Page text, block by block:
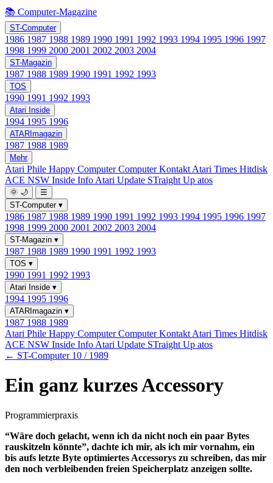
📚 Computer-Magazine
ST-Computer
1986 1987 1988 1989 1990 1991 1992 1993 1994 1995 1996 1997
1998 1999 2000 2001 2002 2003 2004
ST-Magazin
1987 1988 1989 1990 1991 1992 1993
TOS
1990 1991 1992 1993
Atari Inside
1994 1995 1996
ATARImagazin
1987 1988 1989
Mehr
Atari Phile Happy ComputerComputer Kontakt Atari Times Hitdisk
ACE NSW Inside Info Atari Update STraight Up atos
🌞 🌙
☰
ST-Computer ▾
1986 1987 1988 1989 1990 1991 1992 1993 1994 1995 1996 1997
1998 1999 2000 2001 2002 2003 2004
ST-Magazin ▾
1987 1988 1989 1990 1991 1992 1993
TOS ▾
1990 1991 1992 1993
Atari Inside ▾
1994 1995 1996
ATARImagazin ▾
1987 1988 1989
Atari Phile Happy ComputerComputer Kontakt Atari Times Hitdisk
ACE NSW Inside Info Atari Update STraight Up atos
← ST-Computer 10 / 1989
Ein ganz kurzes Accessory
Programmierpraxis
“Wäre doch gelacht, wenn ich da nicht noch ein paar Bytes
rauskitzeln könnte”, dachte ich mir, als ich mir vornahm, ein
bis aufs letzte Byte optimiertes Accessorys zu schreiben, das mir
den noch verbleibenden freien Speicherplatz anzeigen sollte.